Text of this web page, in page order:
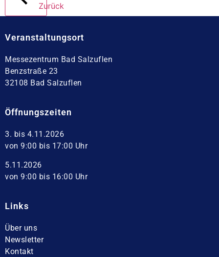
Zurück
Veranstaltungsort
Messezentrum Bad Salzuflen
Benzstraße 23
32108 Bad Salzuflen
Öffnungszeiten
3. bis 4.11.2026
von 9:00 bis 17:00 Uhr
5.11.2026
von 9:00 bis 16:00 Uhr
Links
Über uns
Newsletter
Kontakt